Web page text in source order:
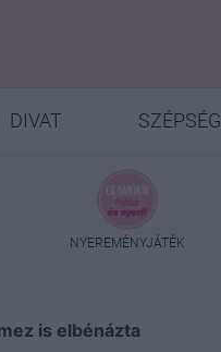
DIVAT SZÉPSÉG
NYEREMÉNYJÁTÉK
is elbénázta